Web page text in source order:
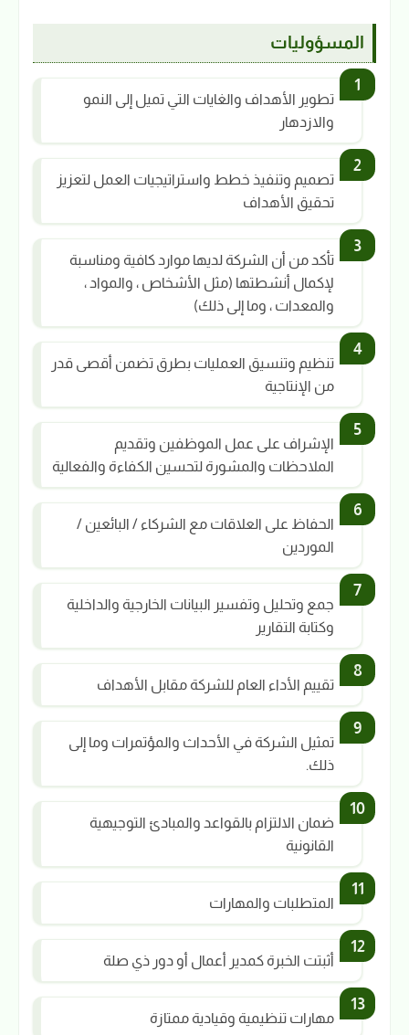
المسؤوليات
تطوير الأهداف والغايات التي تميل إلى النمو
والازدهار
تصميم وتنفيذ خطط واستراتيجيات العمل لتعزيز
تحقيق الأهداف
تأكد من أن الشركة لديها موارد كافية ومناسبة
لإكمال أنشطتها (مثل الأشخاص ، والمواد ،
والمعدات ، وما إلى ذلك)
تنظيم وتنسيق العمليات بطرق تضمن أقصى قدر
من الإنتاجية
الإشراف على عمل الموظفين وتقديم
الملاحظات والمشورة لتحسين الكفاءة والفعالية
الحفاظ على العلاقات مع الشركاء / البائعين /
الموردين
جمع وتحليل وتفسير البيانات الخارجية والداخلية
وكتابة التقارير
تقييم الأداء العام للشركة مقابل الأهداف
تمثيل الشركة في الأحداث والمؤتمرات وما إلى
ذلك.
ضمان الالتزام بالقواعد والمبادئ التوجيهية
القانونية
المتطلبات والمهارات
أثبتت الخبرة كمدير أعمال أو دور ذي صلة
مهارات تنظيمية وقيادية ممتازة